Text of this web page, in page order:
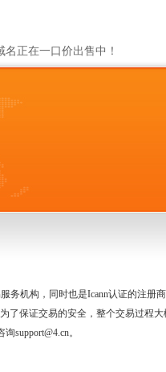
名正在一口价出售中！
务机构，同时也是Icann认证的注
了保证交易的安全，整个交易过程大
support@4.cn。